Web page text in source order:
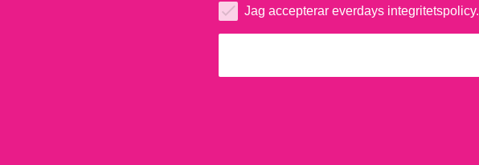
Jag accepterar everdays integritetspolicy.